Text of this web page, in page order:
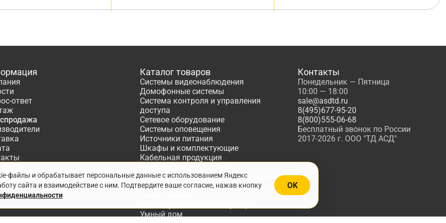
ответ
Каталог товаров
Системы видеонаблюдения
Домофонные системы
Система контроля и управления
доступа
Сетевое оборудование
Системы оповещения
Источники питания
Шкафы и комплектующие
Кабельная продукция
Расходные материалы, Инструменты
Системы охранно-пожарной
Умный дом
Контакты
Понедельник — Пятница
10:00 — 18:00
sale@asdtd.ru
8(495)677-95-20
8(800)555-06-68
Бесплатный звонок по России
2017-2026 г. ООО "ТД АСД"
файлы и обрабатывает персональные данные с использованием Яндекс
сайта и взаимодействие с ним. Подтвердите ваше согласие, нажав кнопку
OK